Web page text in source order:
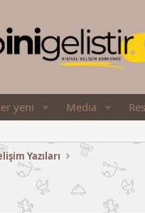
yeni Media
Yazıları